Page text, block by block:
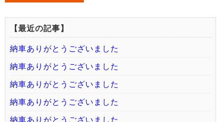
【最近の記事】
納車ありがとうございました
納車ありがとうございました
納車ありがとうございました
納車ありがとうございました
納車ありがとうございました